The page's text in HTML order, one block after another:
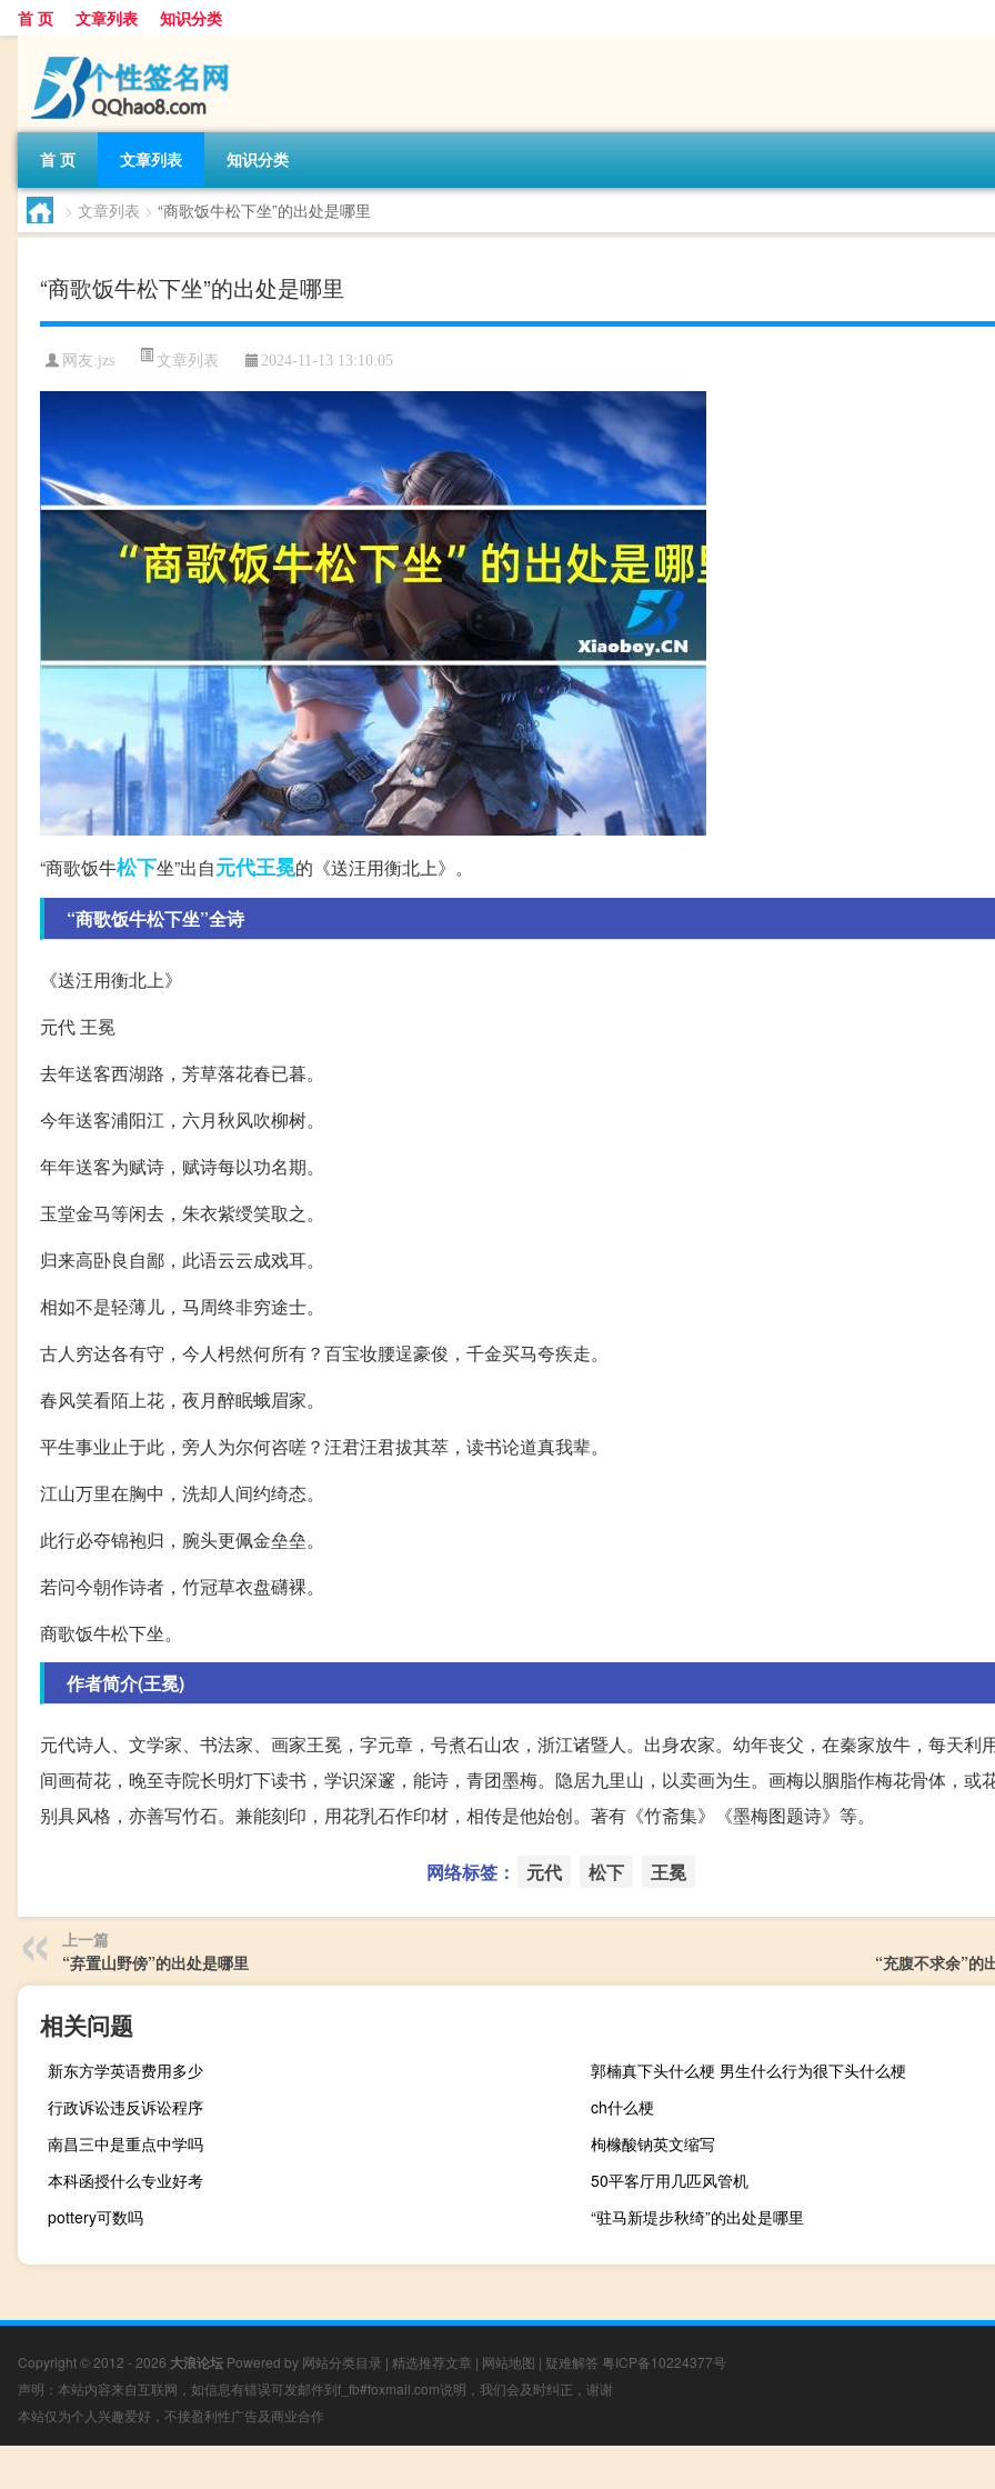
首 页 文章列表 知识分类
首 页 文章列表 知识分类
> 文章列表 > “商歌饭牛松下坐”的出处是哪里
“商歌饭牛松下坐”的出处是哪里
网友:jzs 文章列表 2024-11-13 13:10:05
“商歌饭牛松下坐”出自元代王冕的《送汪用衡北上》。
“商歌饭牛松下坐”全诗
《送汪用衡北上》
元代 王冕
去年送客西湖路，芳草落花春已暮。
今年送客浦阳江，六月秋风吹柳树。
年年送客为赋诗，赋诗每以功名期。
玉堂金马等闲去，朱衣紫绶笑取之。
归来高卧良自鄙，此语云云成戏耳。
相如不是轻薄儿，马周终非穷途士。
古人穷达各有守，今人枵然何所有？百宝妆腰逞豪俊，千金买马夸疾走。
春风笑看陌上花，夜月醉眠蛾眉家。
平生事业止于此，旁人为尔何咨嗟？汪君汪君拔其萃，读书论道真我辈。
江山万里在胸中，洗却人间约绮态。
此行必夺锦袍归，腕头更佩金垒垒。
若问今朝作诗者，竹冠草衣盘礴裸。
商歌饭牛松下坐。
作者简介(王冕)
元代诗人、文学家、书法家、画家王冕，字元章，号煮石山农，浙江诸暨人。出身农家。幼年丧父，在秦家放牛，每天利
间画荷花，晚至寺院长明灯下读书，学识深邃，能诗，青团墨梅。隐居九里山，以卖画为生。画梅以胭脂作梅花骨体，或
别具风格，亦善写竹石。兼能刻印，用花乳石作印材，相传是他始创。著有《竹斋集》《墨梅图题诗》等。
网络标签： 元代 松下 王冕
上一篇
“弃置山野傍”的出处是哪里
“充腹不求余”的
相关问题
新东方学英语费用多少
郭楠真下头什么梗 男生什么行为很下头什么梗
行政诉讼违反诉讼程序
ch什么梗
南昌三中是重点中学吗
枸橼酸钠英文缩写
本科函授什么专业好考
50平客厅用几匹风管机
pottery可数吗
“驻马新堤步秋绮”的出处是哪里
Copyright © 2012 - 2026 大浪论坛 Powered by 网站分类目录 | 精选推荐文章 | 网站地图 | 疑难解答 粤ICP备10224377号
声明：本站内容来自互联网，如信息有错误可发邮件到f_fb#foxmail.com说明，我们会及时纠正，谢谢
本站仅为个人兴趣爱好，不接盈利性广告及商业合作